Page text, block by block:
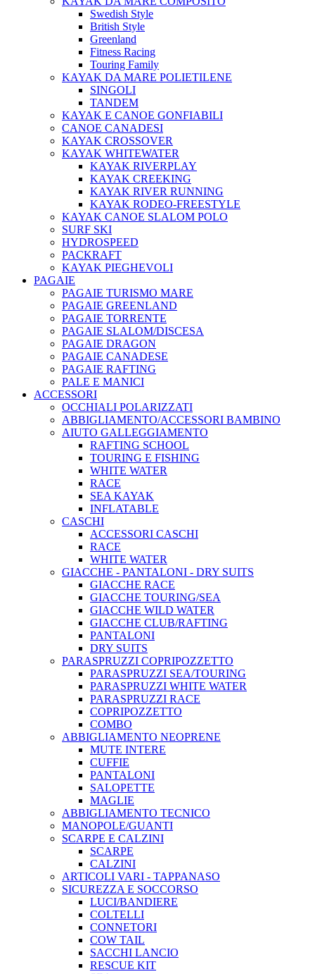
Swedish Style
British Style
Greenland
Fitness Racing
Touring Family
KAYAK DA MARE POLIETILENE
SINGOLI
TANDEM
KAYAK E CANOE GONFIABILI
CANOE CANADESI
KAYAK CROSSOVER
KAYAK WHITEWATER
KAYAK RIVERPLAY
KAYAK CREEKING
KAYAK RIVER RUNNING
KAYAK RODEO-FREESTYLE
KAYAK CANOE SLALOM POLO
SURF SKI
HYDROSPEED
PACKRAFT
KAYAK PIEGHEVOLI
PAGAIE
PAGAIE TURISMO MARE
PAGAIE GREENLAND
PAGAIE TORRENTE
PAGAIE SLALOM/DISCESA
PAGAIE DRAGON
PAGAIE CANADESE
PAGAIE RAFTING
PALE E MANICI
ACCESSORI
OCCHIALI POLARIZZATI
ABBIGLIAMENTO/ACCESSORI BAMBINO
AIUTO GALLEGGIAMENTO
RAFTING SCHOOL
TOURING E FISHING
WHITE WATER
RACE
SEA KAYAK
INFLATABLE
CASCHI
ACCESSORI CASCHI
RACE
WHITE WATER
GIACCHE - PANTALONI - DRY SUITS
GIACCHE RACE
GIACCHE TOURING/SEA
GIACCHE WILD WATER
GIACCHE CLUB/RAFTING
PANTALONI
DRY SUITS
PARASPRUZZI COPRIPOZZETTO
PARASPRUZZI SEA/TOURING
PARASPRUZZI WHITE WATER
PARASPRUZZI RACE
COPRIPOZZETTO
COMBO
ABBIGLIAMENTO NEOPRENE
MUTE INTERE
CUFFIE
PANTALONI
SALOPETTE
MAGLIE
ABBIGLIAMENTO TECNICO
MANOPOLE/GUANTI
SCARPE E CALZINI
SCARPE
CALZINI
ARTICOLI VARI - TAPPANASO
SICUREZZA E SOCCORSO
LUCI/BANDIERE
COLTELLI
CONNETORI
COW TAIL
SACCHI LANCIO
RESCUE KIT